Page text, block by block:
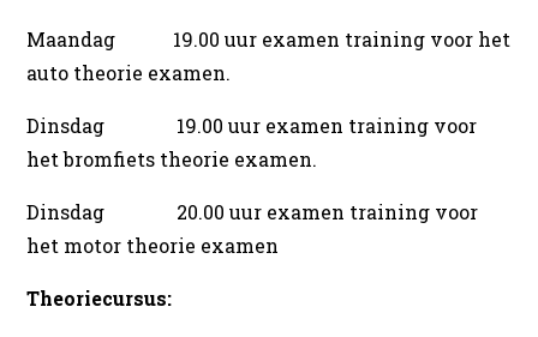
Maandag 19.00 uur examen training voor het
auto theorie examen.
Dinsdag 19.00 uur examen training voor
het bromfiets theorie examen.
Dinsdag 20.00 uur examen training voor
het motor theorie examen
Theoriecursus: